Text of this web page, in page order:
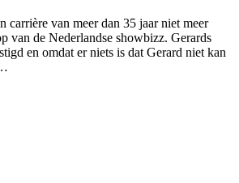
carrière van meer dan 35 jaar niet meer
van de Nederlandse showbizz. Gerards
en omdat er niets is dat Gerard niet kan